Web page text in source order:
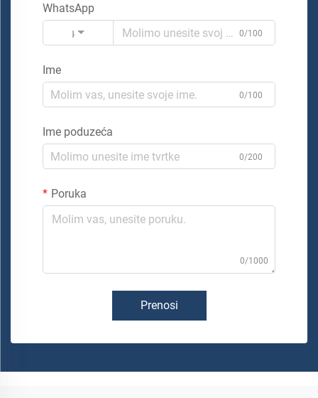
WhatsApp
Kod
0/100
Ime
0/100
Ime poduzeća
0/200
Poruka
0/1000
Prenosi